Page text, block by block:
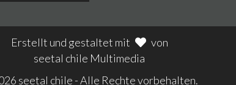
Erstellt und gestaltet mit
von
seetal chile Multimedia
seetal chile - Alle Rechte vorbehalten.